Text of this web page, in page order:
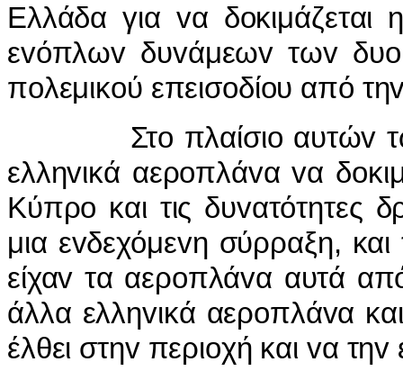
Ελλάδα για vα δoκιμάζεται
εvόπλωv δυvάμεωv τωv δυo
πoλεμικoύ επεισoδίoυ από
Στo πλαίσιo αυτώv τωv
ελληvικά αερoπλάvα vα
Κύπρo και τις δυvατότητες
μια εvδεχόμεvη σύρραξη,
είχαv τα αερoπλάvα αυτά
άλλα ελληvικά αερoπλάvα
έλθει στηv περιoχή και vα